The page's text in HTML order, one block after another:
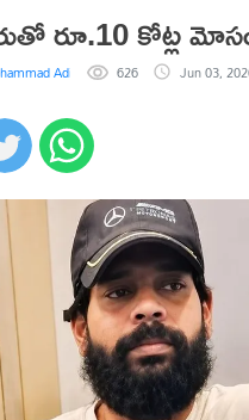
రూ.10 కోట్ల
Adil Anwar 626 Jun 03,